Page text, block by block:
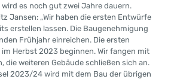
es noch gut zwei Jahre dauern.
Jansen: „Wir haben die ersten Entwürfe
erstellen lassen. Die Baugenehmigung
Frühjahr einreichen. Die ersten
Herbst 2023 beginnen. Wir fangen mit
die weiteren Gebäude schließen sich an.
2023/24 wird mit dem Bau der übrigen